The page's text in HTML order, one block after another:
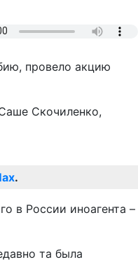
провело акцию
Скочиленко,
.
в России иноагента –
та была